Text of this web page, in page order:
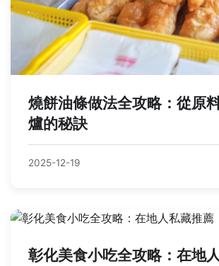
燒餅油條做法全攻略：從原
爐的秘訣
2025-12-19
彰化美食小吃全攻略：在地